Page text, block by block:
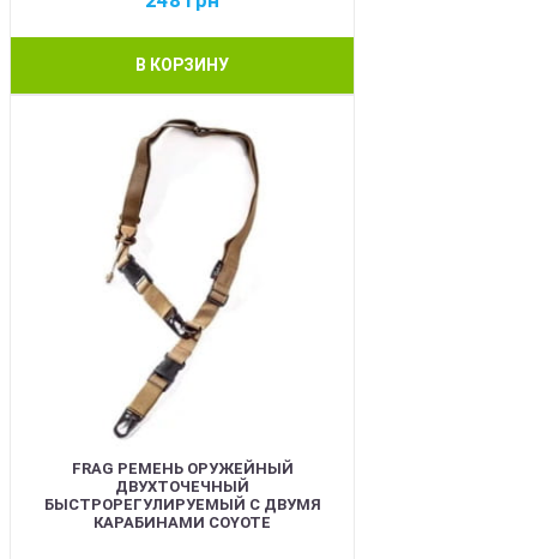
В КОРЗИНУ
FRAG РЕМЕНЬ ОРУЖЕЙНЫЙ
ДВУХТОЧЕЧНЫЙ
БЫСТРОРЕГУЛИРУЕМЫЙ С ДВУМЯ
КАРАБИНАМИ COYOTE